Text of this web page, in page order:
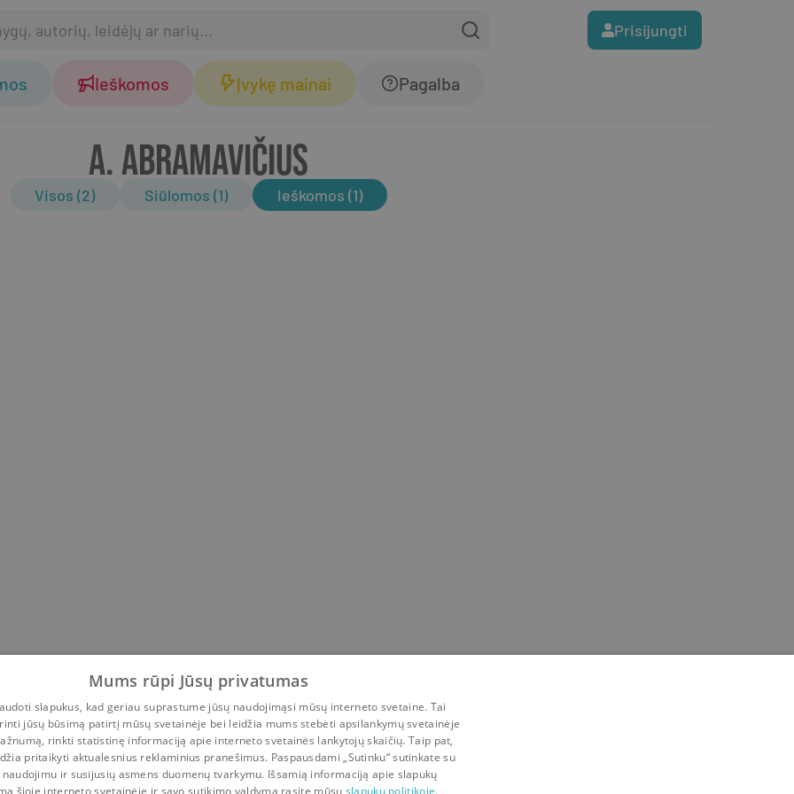
Prisijungti
Ieškomos Įvykę mainai Pagalba
A. ABRAMAVIČIUS
Visos (2) Siūlomos (1) Ieškomos (1)
Mums rūpi Jūsų privatumas
slapukus, kad geriau suprastume jūsų naudojimąsi mūsų interneto svetaine. Tai
jūsų būsimą patirtį mūsų svetainėje bei leidžia mums stebėti apsilankymų svetainėje
rinkti statistinę informaciją apie interneto svetainės lankytojų skaičių. Taip pat,
pritaikyti aktualesnius reklaminius pranešimus. Paspausdami „Sutinku“ sutinkate su
ir susijusių asmens duomenų tvarkymu. Išsamią informaciją apie slapukų
šioje interneto svetainėje ir savo sutikimo valdymą rasite mūsų slapukų politikoje.